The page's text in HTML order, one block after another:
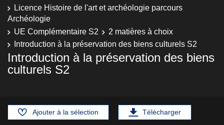
Licence Histoire de l'art et archéologie parcours
Archéologie
UE Complémentaire S2
2 matières à choix
Introduction à la préservation des biens culturels S2
Introduction à la préservation des biens
culturels S2
Ajouter à la sélection Télécharger